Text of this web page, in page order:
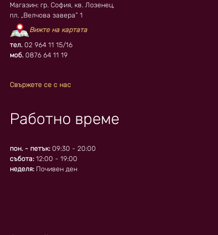
Магазин: гр. София, кв. Лозенец,
пл. „Велчова завера” 1
Вижте на картата
тел. 02 964 11 15/16
моб. 0876 64 11 19
Свържете се с нас
Работно време
пон. - петък: 09:30 - 20:00
събота: 12:00 - 19:00
неделя: Почивен ден